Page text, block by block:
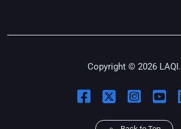
Copyright © 2026 LAQI.